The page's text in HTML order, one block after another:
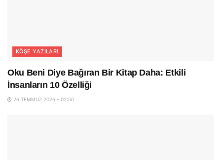
KÖŞE YAZILARI
Oku Beni Diye Bağıran Bir Kitap Daha: Etkili
İnsanların 10 Özelliği
26 TEMMUZ 2026 - 02:50